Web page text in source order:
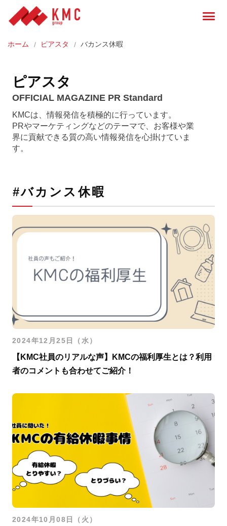
ホーム ピアスタ バカンス休暇
ピアスタ
OFFICIAL MAGAZINE PR Standard
KMCは、情報発信を積極的に行っています。
PRやマーケティングなどのテーマで、お客様や業
界に貢献できる質の高い情報発信を心掛けていま
す。
#バカンス休暇
2024年12月25日（水）
【KMC社員のリアルな声】KMCの福利厚生とは？利用
者のコメントも合わせてご紹介！
2024年10月08日（火）